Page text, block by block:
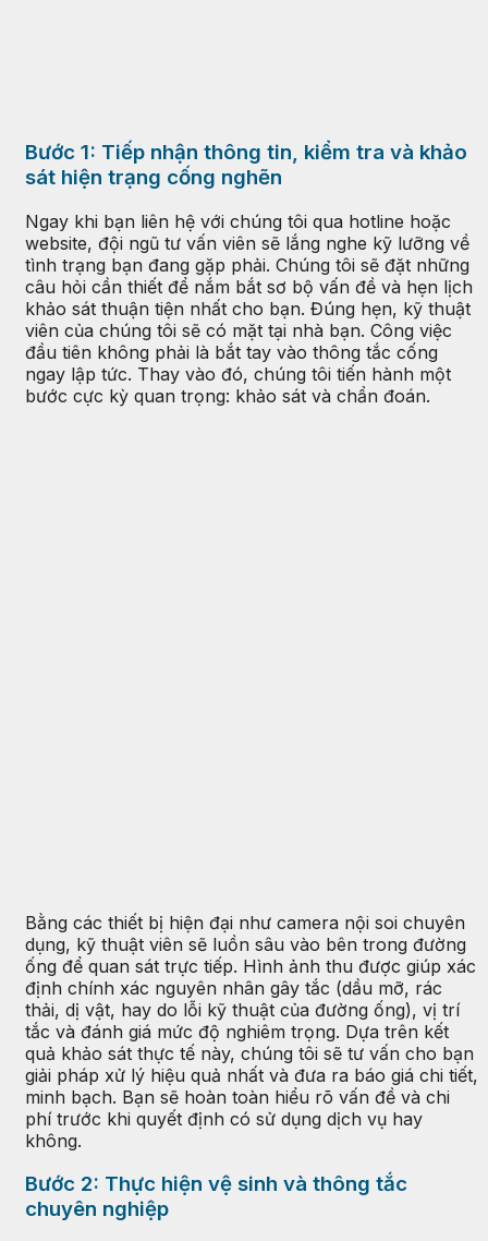
Bước 1: Tiếp nhận thông tin, kiểm tra và khảo
sát hiện trạng cống nghẽn
Ngay khi bạn liên hệ với chúng tôi qua hotline hoặc
website, đội ngũ tư vấn viên sẽ lắng nghe kỹ lưỡng về
tình trạng bạn đang gặp phải. Chúng tôi sẽ đặt những
câu hỏi cần thiết để nắm bắt sơ bộ vấn đề và hẹn lịch
khảo sát thuận tiện nhất cho bạn. Đúng hẹn, kỹ thuật
viên của chúng tôi sẽ có mặt tại nhà bạn. Công việc
đầu tiên không phải là bắt tay vào thông tắc cống
ngay lập tức. Thay vào đó, chúng tôi tiến hành một
bước cực kỳ quan trọng: khảo sát và chẩn đoán.
Bằng các thiết bị hiện đại như camera nội soi chuyên
dụng, kỹ thuật viên sẽ luồn sâu vào bên trong đường
ống để quan sát trực tiếp. Hình ảnh thu được giúp xác
định chính xác nguyên nhân gây tắc (dầu mỡ, rác
thải, dị vật, hay do lỗi kỹ thuật của đường ống), vị trí
tắc và đánh giá mức độ nghiêm trọng. Dựa trên kết
quả khảo sát thực tế này, chúng tôi sẽ tư vấn cho bạn
giải pháp xử lý hiệu quả nhất và đưa ra báo giá chi tiết,
minh bạch. Bạn sẽ hoàn toàn hiểu rõ vấn đề và chi
phí trước khi quyết định có sử dụng dịch vụ hay
không.
Bước 2: Thực hiện vệ sinh và thông tắc
chuyên nghiệp